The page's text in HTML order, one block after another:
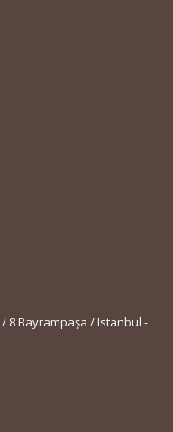
/ 8 Bayrampaşa / Istanbul -